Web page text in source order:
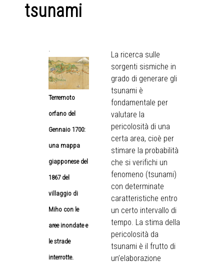
tsunami
.
Terremoto
orfano del
Gennaio 1700:
una mappa
giapponese del
1867 del
villaggio di
Miho con le
aree inondate e
le strade
interrotte.
La ricerca sulle
sorgenti sismiche in
grado di generare gli
tsunami è
fondamentale per
valutare la
pericolosità di una
certa area, cioè per
stimare la probabilità
che si verifichi un
fenomeno (tsunami)
con determinate
caratteristiche entro
un certo intervallo di
tempo. La stima della
pericolosità da
tsunami è il frutto di
un’elaborazione